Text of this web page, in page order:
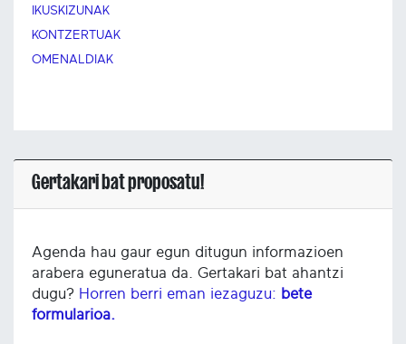
IKUSKIZUNAK
KONTZERTUAK
OMENALDIAK
Gertakari bat proposatu!
Agenda hau gaur egun ditugun informazioen
arabera eguneratua da. Gertakari bat ahantzi
dugu? Horren berri eman iezaguzu: bete
formularioa.